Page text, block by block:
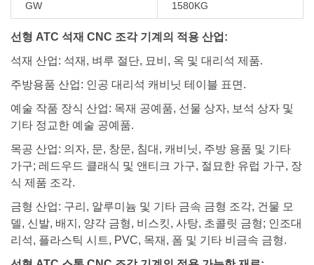
GW 1580KG
선형 ATC 석재 CNC 조각 기계의 적용 산업:
석재 산업: 석재, 벼루 절단, 묘비, 옥 및 대리석 제품.
주방용품 산업: 인공 대리석 캐비닛 테이블 표면.
예술 작품 장식 산업: 목재 공예품, 선물 상자, 보석 상자 및
기타 정교한 예술 공예품.
목공 산업: 의자, 문, 창문, 침대, 캐비닛, 주방 용품 및 기타
가구; 레드우드 클래식 및 앤티크 가구, 절묘한 유럽 가구, 장
식 제품 조각.
금형 산업: 구리, 알루미늄 및 기타 금속 금형 조각, 건물 모
델, 신발, 배지, 양각 금형, 비스킷, 사탕, 초콜릿 금형; 인조대
리석, 플라스틱 시트, PVC, 목재, 폼 및 기타 비금속 금형.